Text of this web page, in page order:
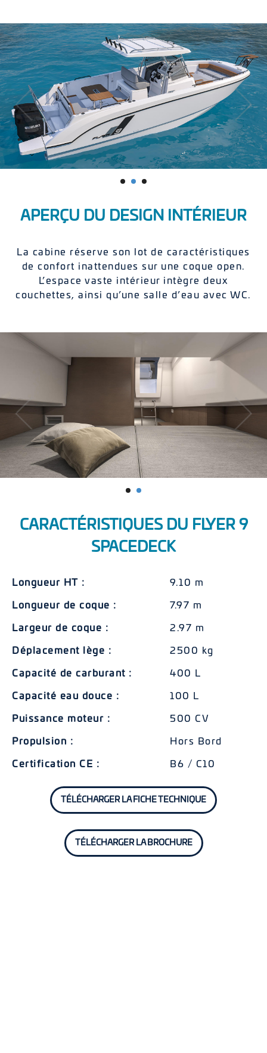
APERÇU DU DESIGN INTÉRIEUR
La cabine réserve son lot de caractéristiques
de confort inattendues sur une coque open.
L’espace vaste intérieur intègre deux
couchettes, ainsi qu’une salle d’eau avec WC.
CARACTÉRISTIQUES DU FLYER 9
SPACEDECK
Longueur HT : 9.10 m
Longueur de coque : 7.97 m
Largeur de coque : 2.97 m
Déplacement lège : 2500 kg
Capacité de carburant : 400 L
Capacité eau douce : 100 L
Puissance moteur : 500 CV
Propulsion : Hors Bord
Certification CE : B6 / C10
TÉLÉCHARGER LA FICHE TECHNIQUE
TÉLÉCHARGER LA BROCHURE